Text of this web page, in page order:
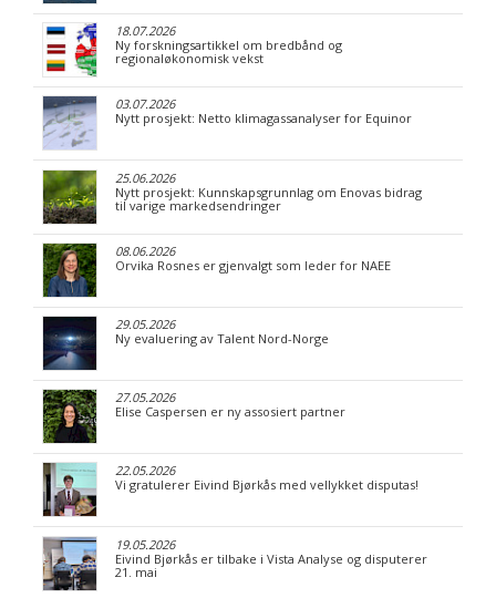
18.07.2026
Ny forskningsartikkel om bredbånd og
regionaløkonomisk vekst
03.07.2026
Nytt prosjekt: Netto klimagassanalyser for Equinor
25.06.2026
Nytt prosjekt: Kunnskapsgrunnlag om Enovas bidrag
til varige markedsendringer
08.06.2026
Orvika Rosnes er gjenvalgt som leder for NAEE
29.05.2026
Ny evaluering av Talent Nord-Norge
27.05.2026
Elise Caspersen er ny assosiert partner
22.05.2026
Vi gratulerer Eivind Bjørkås med vellykket disputas!
19.05.2026
Eivind Bjørkås er tilbake i Vista Analyse og disputerer
21. mai